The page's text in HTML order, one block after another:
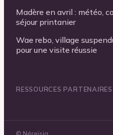
Madère en avril : météo,
séjour printanier
Wae rebo, village
pour une visite réussie
RESSOURCES PARTENAIRES